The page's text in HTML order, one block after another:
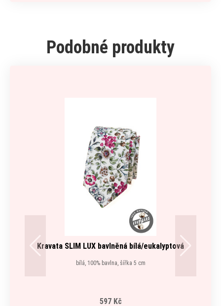
Podobné produkty
Kravata SLIM LUX bavlněná bílá/eukalyptová
bílá, 100% bavlna, šířka 5 cm
597 Kč